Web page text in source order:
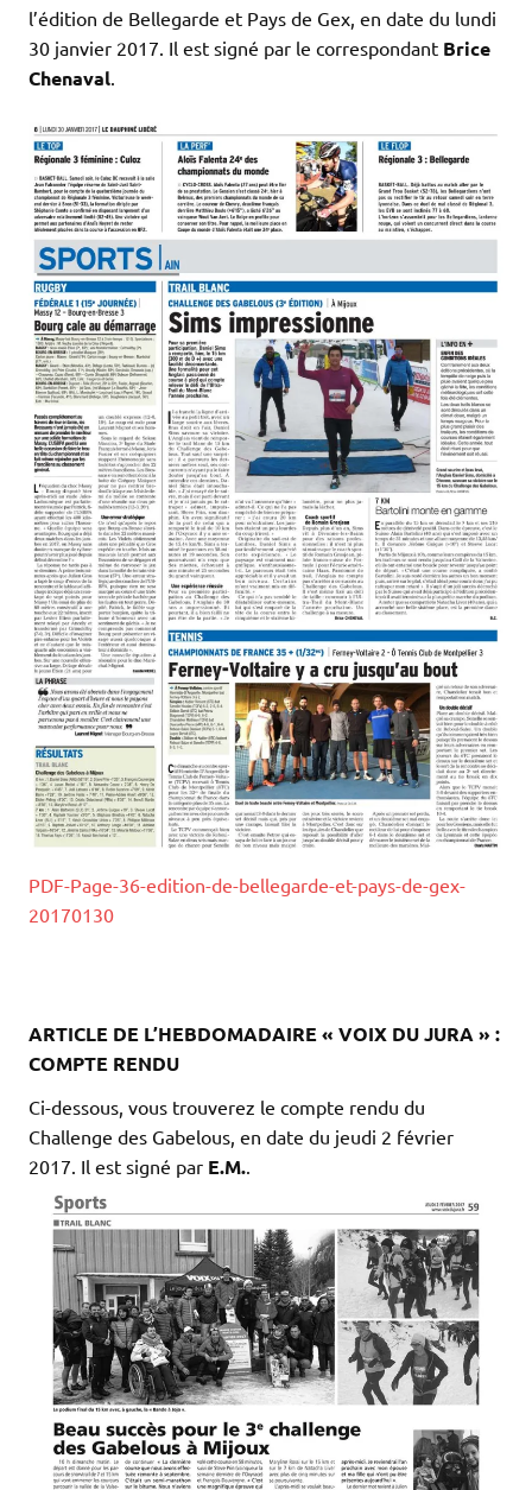
l’édition de Bellegarde et Pays de Gex, en date du lundi
30 janvier 2017. Il est signé par le correspondant Brice
Chenaval.
PDF-Page-36-edition-de-bellegarde-et-pays-de-gex-
20170130
ARTICLE DE L’HEBDOMADAIRE « VOIX DU JURA » :
COMPTE RENDU
Ci-dessous, vous trouverez le compte rendu du
Challenge des Gabelous, en date du jeudi 2 février
2017. Il est signé par E.M.